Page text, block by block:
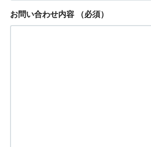
お問い合わせ内容 （必須）